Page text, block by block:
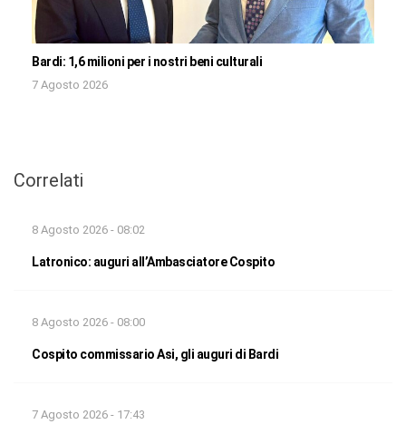
Bardi: 1,6 milioni per i nostri beni culturali
7 Agosto 2026
Correlati
8 Agosto 2026 - 08:02
Latronico: auguri all’Ambasciatore Cospito
8 Agosto 2026 - 08:00
Cospito commissario Asi, gli auguri di Bardi
7 Agosto 2026 - 17:43